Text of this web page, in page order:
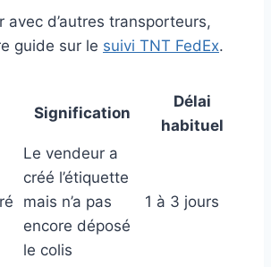
avec d’autres transporteurs,
guide sur le suivi TNT FedEx.
Signification
Délai
habituel
Le vendeur a
créé l’étiquette
mais n’a pas
encore déposé
le colis
1 à 3 jours